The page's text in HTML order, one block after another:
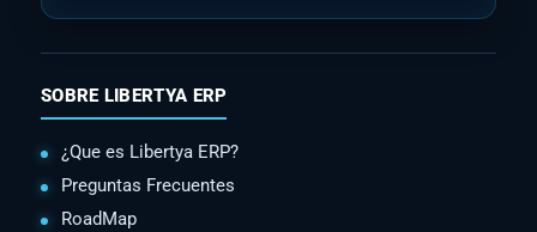
SOBRE LIBERTYA ERP
¿Que es Libertya ERP?
Preguntas Frecuentes
RoadMap